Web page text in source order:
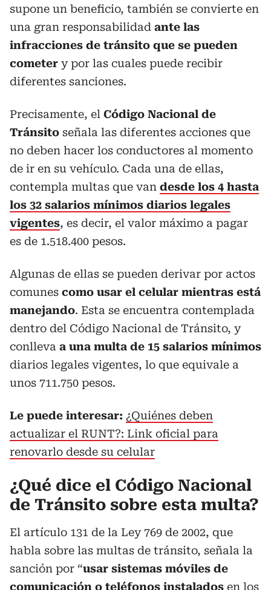
supone un beneficio, también se convierte en
una gran responsabilidad ante las
infracciones de tránsito que se pueden
cometer y por las cuales puede recibir
diferentes sanciones.
Precisamente, el Código Nacional de
Tránsito señala las diferentes acciones que
no deben hacer los conductores al momento
de ir en su vehículo. Cada una de ellas,
contempla multas que van desde los 4 hasta
los 32 salarios mínimos diarios legales
vigentes, es decir, el valor máximo a pagar
es de 1.518.400 pesos.
Algunas de ellas se pueden derivar por actos
comunes como usar el celular mientras está
manejando. Esta se encuentra contemplada
dentro del Código Nacional de Tránsito, y
conlleva a una multa de 15 salarios mínimos
diarios legales vigentes, lo que equivale a
unos 711.750 pesos.
Le puede interesar: ¿Quiénes deben
actualizar el RUNT?: Link oficial para
renovarlo desde su celular
¿Qué dice el Código Nacional
de Tránsito sobre esta multa?
El artículo 131 de la Ley 769 de 2002, que
habla sobre las multas de tránsito, señala la
sanción por “usar sistemas móviles de
comunicación o teléfonos instalados en los